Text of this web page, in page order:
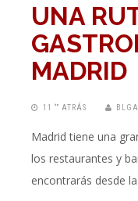
UNA
MADRID
11 “” ATRÁS
Madrid tiene una
los restaurantes y
encontrarás desde